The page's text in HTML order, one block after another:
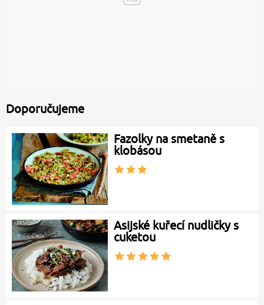
Doporučujeme
Fazolky na smetaně s
klobásou
Asijské kuřecí nudličky s
cuketou